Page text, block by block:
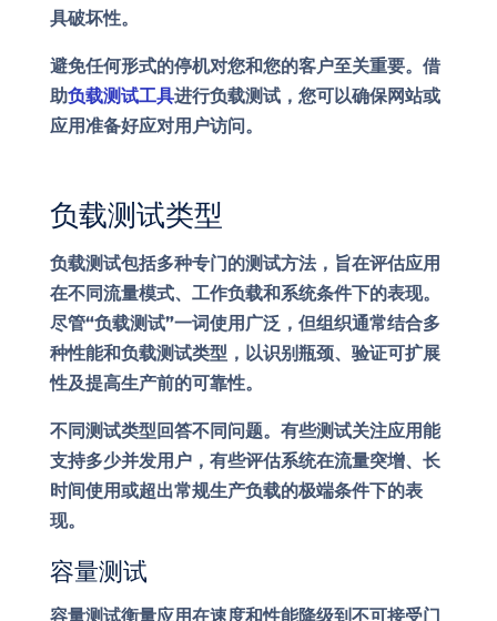
具破坏性。
避免任何形式的停机对您和您的客户至关重要。借
助负载测试工具进行负载测试，您可以确保网站或
应用准备好应对用户访问。
负载测试类型
负载测试包括多种专门的测试方法，旨在评估应用
在不同流量模式、工作负载和系统条件下的表现。
尽管“负载测试”一词使用广泛，但组织通常结合多
种性能和负载测试类型，以识别瓶颈、验证可扩展
性及提高生产前的可靠性。
不同测试类型回答不同问题。有些测试关注应用能
支持多少并发用户，有些评估系统在流量突增、长
时间使用或超出常规生产负载的极端条件下的表
现。
容量测试
容量测试衡量应用在速度和性能降级到不可接受门